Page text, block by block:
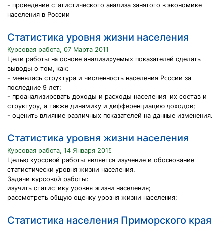
- проведение статистического анализа занятого в экономике
населения в России
Статистика уровня жизни населения
Курсовая работа, 07 Марта 2011
Цели работы на основе анализируемых показателей сделать
выводы о том, как:
- менялась структура и численность населения России за
последние 9 лет;
- проанализировать доходы и расходы населения, их состав и
структуру, а также динамику и дифференциацию доходов;
- оценить влияние различных показателей на данные изменения.
Статистика уровня жизни населения
Курсовая работа, 14 Января 2015
Целью курсовой работы является изучение и обоснование
статистически уровня жизни населения.
Задачи курсовой работы:
изучить статистику уровня жизни населения;
рассмотреть общую оценку уровня жизни населения;
Статистика населения Приморского края